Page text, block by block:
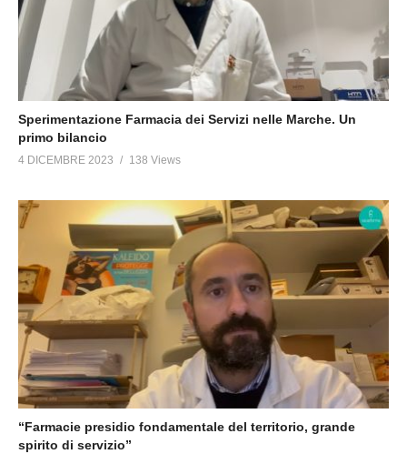
Sperimentazione Farmacia dei Servizi nelle Marche. Un
primo bilancio
4 DICEMBRE 2023 138 Views
“Farmacie presidio fondamentale del territorio, grande
spirito di servizio”